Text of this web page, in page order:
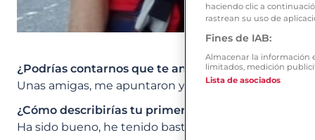
¿Podrías contarnos que te animó a probar
Unas amigas, me apuntaron y luego me lo dijeron.
¿Cómo describirías tu primer paso por la web?
Ha sido bueno, he tenido bastantes visitas en la
haciendo clic a
rastrean su uso de
Fines de IAB:
Almacenar la información
limitados, medición
Lista de asociados